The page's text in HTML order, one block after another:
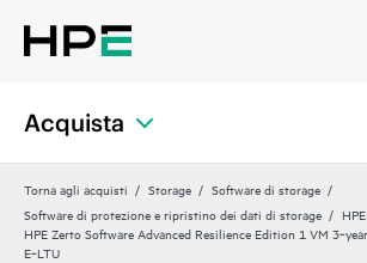
Acquista
Torna agli acquisti Storage
Software di storage
Software di protezione e ripristino dei dati di storage
HPE Zerto Software Advanced Resilience Edition 1 VM
E‑LTU